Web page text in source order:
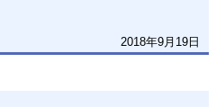
2018年9月19日